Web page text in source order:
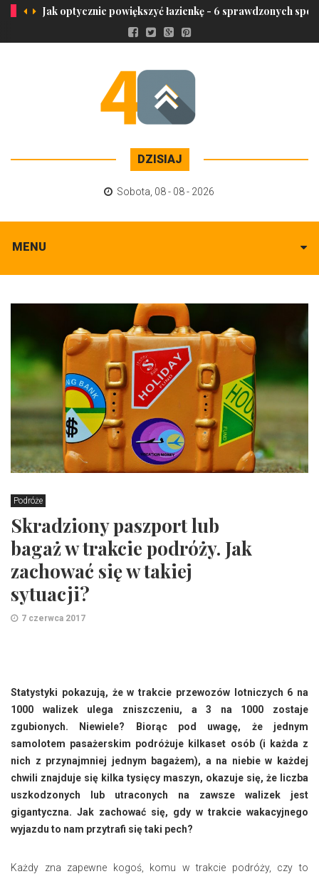
Jak optycznie powiększyć łazienkę - 6 sprawdzonych
DZISIAJ
Sobota 08 - 08 - 2026
MENU
Podróże
Skradziony paszport lub
bagaż w trakcie podróży. Jak
zachować się w takiej
sytuacji?
7 czerwca 2017
Statystyki pokazują, że w trakcie przewozów lotniczych 6 na
1000 walizek ulega zniszczeniu, a 3 na 1000 zostaje
zgubionych. Niewiele? Biorąc pod uwagę, że jednym
samolotem pasażerskim podróżuje kilkaset osób (i każda z
nich z przynajmniej jednym bagażem), a na niebie w każdej
chwili znajduje się kilka tysięcy maszyn, okazuje się, że liczba
uszkodzonych lub utraconych na zawsze walizek jest
gigantyczna. Jak zachować się, gdy w trakcie wakacyjnego
wyjazdu to nam przytrafi się taki pech?
Każdy zna zapewne kogoś, komu w trakcie podróży, czy to